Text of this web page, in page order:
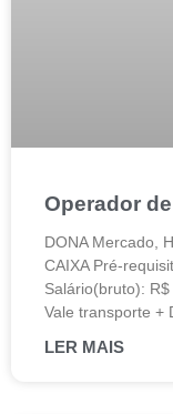
Operador
DONA Mercado,
CAIXA Pré-
Salário(bruto):
Vale transporte +
LER MAIS